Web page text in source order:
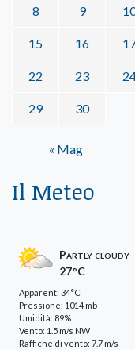
8 9
15 16
22 23
29 30
« Mag
Il Meteo
Partly cloudy
27°C
Apparent: 34°C
Pressione: 1014 mb
Umidità: 89%
Vento: 1.5 m/s NW
Raffiche di vento: 7.7 m/s